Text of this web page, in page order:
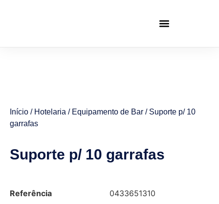
Início / Hotelaria / Equipamento de Bar / Suporte p/ 10
garrafas
Suporte p/ 10 garrafas
Referência 0433651310